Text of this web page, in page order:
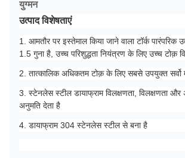
युग्मन
उत्पाद विशेषताएं
1. आमतौर पर इस्तेमाल किया जाने वाला टॉर्क पारंपरिक
1.5 गुना है, उच्च परिशुद्धता नियंत्रण के लिए उच्च टोक़
2. तात्कालिक अधिकतम टोक़ के लिए सबसे उपयुक्त सर्वो
3. स्टेनलेस स्टील डायाफ्राम विलक्षणता, विलक्षणता और
अनुमति देता है
4. डायाफ्राम 304 स्टेनलेस स्टील से बना है